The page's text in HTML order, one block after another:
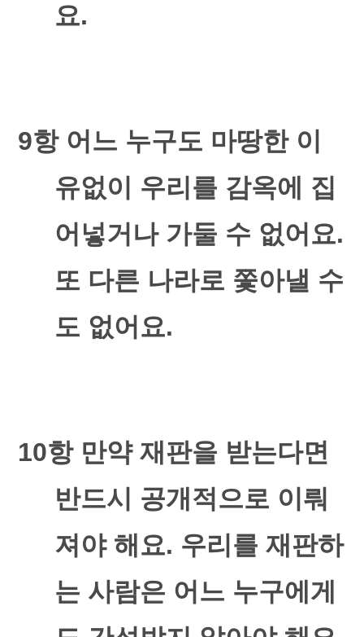
요.
9항 어느 누구도 마땅한 이
유없이 우리를 감옥에 집
어넣거나 가둘 수 없어요.
또 다른 나라로 쫓아낼 수
도 없어요.
10항 만약 재판을 받는다면
반드시 공개적으로 이뤄
져야 해요. 우리를 재판하
는 사람은 어느 누구에게